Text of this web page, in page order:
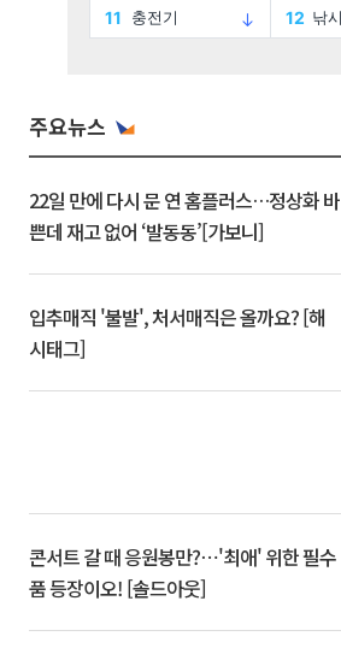
주요뉴스
22일 만에 다시 문 연 홈플러스…정상화 바
쁜데 재고 없어 ‘발동동’[가보니]
입추매직 '불발', 처서매직은 올까요? [해
시태그]
콘서트 갈 때 응원봉만?⋯'최애' 위한 필수
품 등장이오! [솔드아웃]